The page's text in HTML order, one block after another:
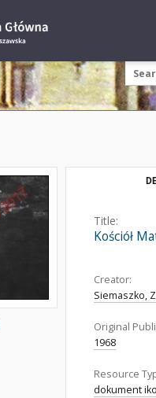
Title:
Kościół
Creator:
Siemaszko,
Original
1968
Resource
dokument